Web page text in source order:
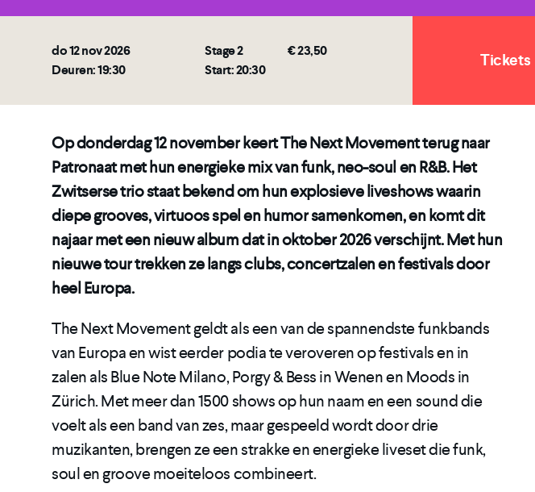
do 12 nov 2026 Stage 2
€ 23,50
Deuren: 19:30
Start: 20:30 Tickets
Op donderdag 12 november keert The Next Movement terug naar
Patronaat met hun energieke mix van funk, neo-soul en R&B. Het
Zwitserse trio staat bekend om hun explosieve liveshows waarin
diepe grooves, virtuoos spel en humor samenkomen, en komt dit
najaar met een nieuw album dat in oktober 2026 verschijnt. Met hun
nieuwe tour trekken ze langs clubs, concertzalen en festivals door
heel Europa.
The Next Movement geldt als een van de spannendste funkbands
van Europa en wist eerder podia te veroveren op festivals en in
zalen als Blue Note Milano, Porgy & Bess in Wenen en Moods in
Zürich. Met meer dan 1500 shows op hun naam en een sound die
voelt als een band van zes, maar gespeeld wordt door drie
muzikanten, brengen ze een strakke en energieke liveset die funk,
soul en groove moeiteloos combineert.